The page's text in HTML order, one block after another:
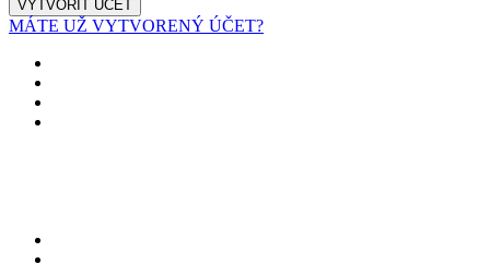
MÁTE UŽ VYTVORENÝ ÚČET?